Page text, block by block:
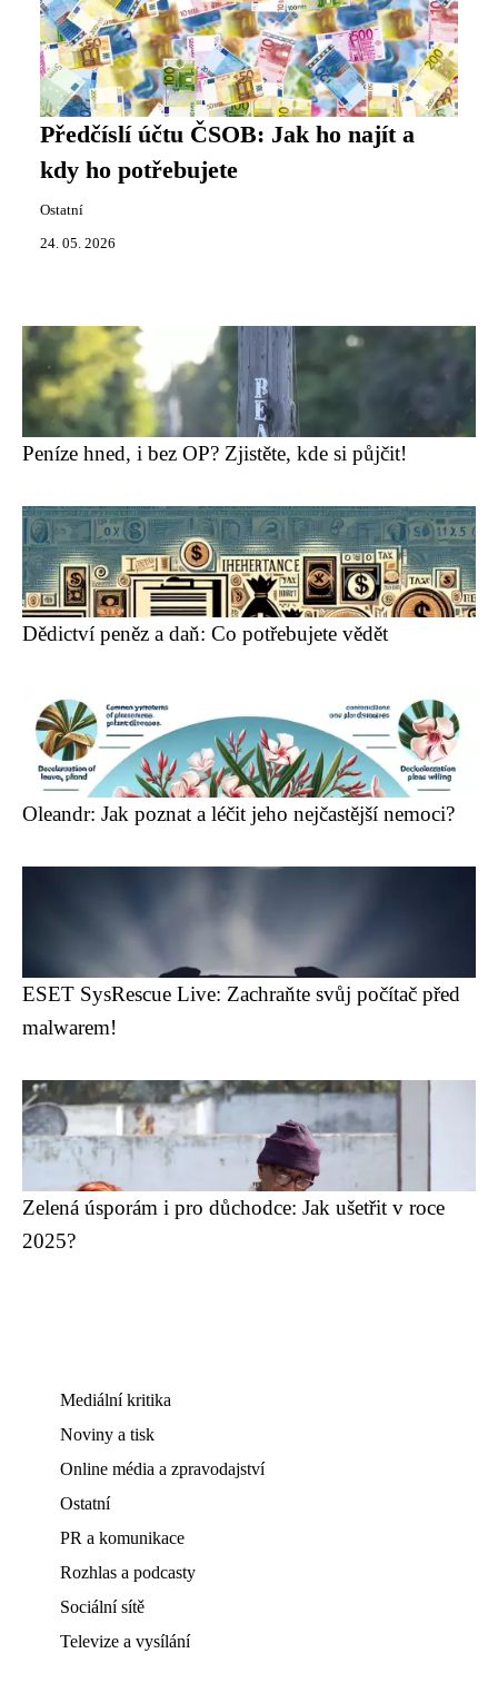
Předčíslí účtu ČSOB: Jak ho najít a
kdy ho potřebujete
Ostatní
24. 05. 2026
Peníze hned, i bez OP? Zjistěte, kde si půjčit!
Dědictví peněz a daň: Co potřebujete vědět
Oleandr: Jak poznat a léčit jeho nejčastější nemoci?
ESET SysRescue Live: Zachraňte svůj počítač před
malwarem!
Zelená úsporám i pro důchodce: Jak ušetřit v roce
2025?
Mediální kritika
Noviny a tisk
Online média a zpravodajství
Ostatní
PR a komunikace
Rozhlas a podcasty
Sociální sítě
Televize a vysílání